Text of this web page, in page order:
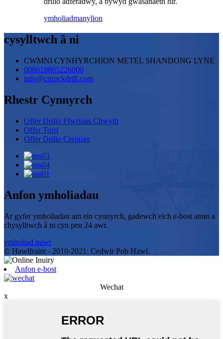
ymholiadmanylion
cysylltwch â ni
CWMNI CYNHYRCHION METEL SHANDONG LYNE
008618865226000
info@cnrockdrill.com
Rhestr Cynnyrch
Offer Drilio Ffwrnais Chwyth
Offer Torri
Offer Drilio Creigiau
Anfon ymholiadau
Ar gyfer ymholiadau am ein cynnyrch, gadewch eich e-bost atom a
chysylltwch â ni cyn pen 24 awr.
ymholiad nawr
© Hawlfraint - 2010-2021: Cedwir Pob Hawl.
Anfon e-bost
Wechat
x